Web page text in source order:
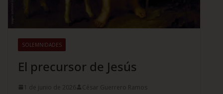
SOLEMNIDADES
El precursor de Jesús
1 de junio de 2026 César Guerrero Ramos